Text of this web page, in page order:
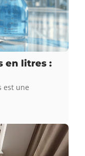
en litres :
est une